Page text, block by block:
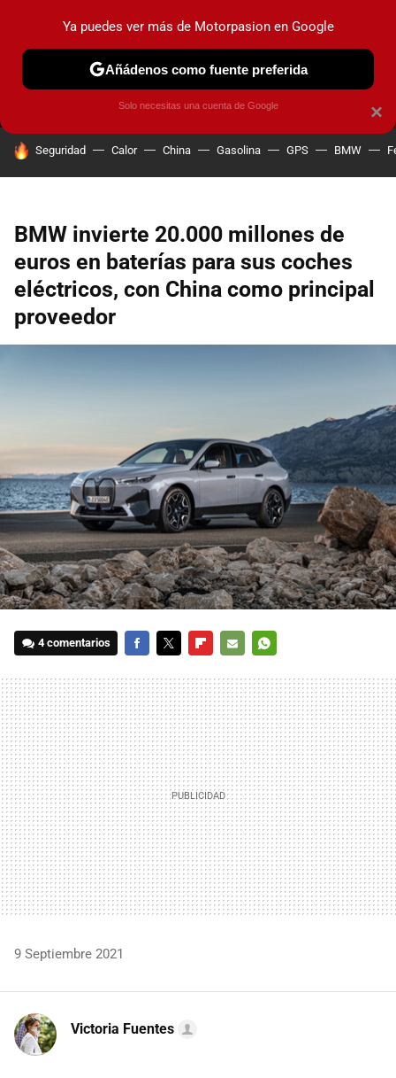
MENÚ NUEVO
COCHES ELÉCTRICOS OBSERVATORIO
HOY SE HABLA DE
Seguridad Calor China Gasolina GPS BMW
BMW invierte 20.000 millones de
euros en baterías para sus coches
eléctricos, con China como principal
proveedor
4 comentarios
MAIL
9 Septiembre 2021
Victoria Fuentes
×
Ya puedes ver más de Motorpasion en Google
Añádenos como fuente preferida
Solo necesitas una cuenta de Google